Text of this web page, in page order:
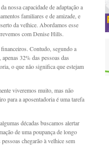
nossa capacidade de adaptação a
familiares e de amizade, e
da velhice. Abordamos esse
com Denise Hills.
Contudo, segundo a
32% das pessoas das
o que não significa que estejam
viveremos muito, mas não
para a aposentadoria é uma tarefa
décadas buscamos alertar
de uma poupança de longo
chegarão à velhice sem